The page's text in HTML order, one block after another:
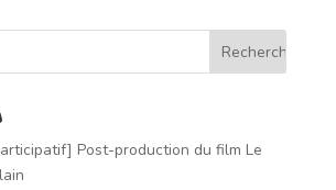
Post-production du film Le